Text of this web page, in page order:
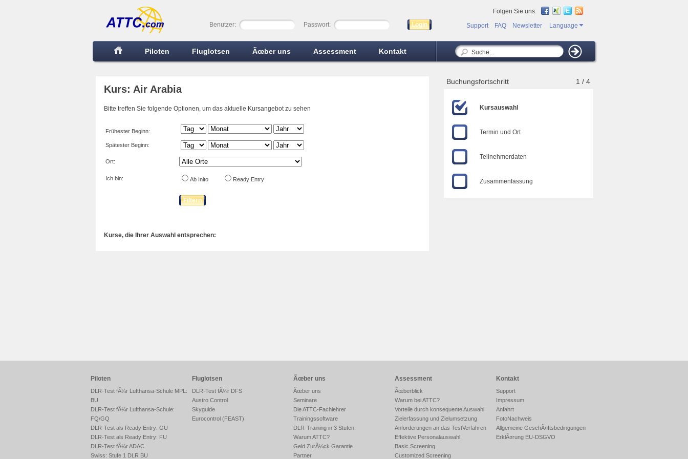
Benutzer: Passwort: Login
Folgen Sie uns:
Language
Support FAQ Newsletter
Piloten Fluglotsen Ãœber uns Assessment Kontakt
Kurs: Air Arabia
Bitte treffen Sie folgende Optionen, um das aktuelle Kursangebot zu sehen
Frühester Beginn:
Spätester Beginn:
Ort:
Ich bin: Ab Inito Ready Entry
Filtern
Kurse, die Ihrer Auswahl entsprechen:
Buchungsfortschritt 1 / 4
Kursauswahl
Termin und Ort
Teilnehmerdaten
Zusammenfassung
Piloten
DLR-Test fÃ¼r Lufthansa-Schule MPL:
BU
DLR-Test fÃ¼r Lufthansa-Schule:
FQ/GQ
DLR-Test als Ready Entry: GU
DLR-Test als Ready Entry: FU
DLR-Test fÃ¼r ADAC
Swiss: Stufe 1 DLR BU
Fluglotsen
DLR-Test fÃ¼r DFS
Austro Control
Skyguide
Eurocontrol (FEAST)
Ãœber uns
Ãœber uns
Seminare
Die ATTC-Fachlehrer
Trainingssoftware
DLR-Training in 3 Stufen
Warum ATTC?
Geld ZurÃ¼ck Garantie
Partner
Assessment
Ãœberblick
Warum bei ATTC?
Vorteile durch konsequente Auswahl
Zielerfassung und Zielumsetzung
Anforderungen an das TestVerfahren
Effektive Personalauswahl
Basic Screening
Customized Screening
Kontakt
Support
Impressum
Anfahrt
FotoNachweis
Allgemeine GeschÃ¤ftsbedingungen
ErklÃ¤rung EU-DSGVO